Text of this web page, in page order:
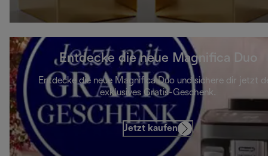
Entdecke die neue Magnifica Duo
Entdecke die neue Magnifica Duo und sichere dir jetzt
exklusives Gratis-Geschenk.
Jetzt kaufen